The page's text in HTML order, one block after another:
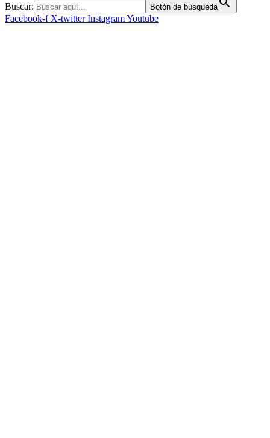
Buscar: Botón de búsqueda
Facebook-f X-twitter InstagramYoutube